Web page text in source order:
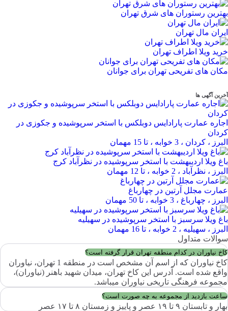
بهترین رستوران های شرق تهران
ایران مال تهران
خرید ویلا اطراف تهران
مکان های تفریحی تهران برای جوانان
آخرین آگهی ها
اجاره عمارت پارادایس دوبلکس با استخر سرپوشیده و جکوزی در
کردان
البرز ، کردان ، 3 خوابه ، تا 15 مهمان
باغ ویلا اردیبهشت با استخر سرپوشیده در نظرآباد کرج
البرز ، نظرآباد ، 2 خوابه ، تا 12 مهمان
عمارت مجلل آرتین در چهارباغ
البرز ، چهارباغ ، 3 خوابه ، تا 50 مهمان
باغ ویلا سرسبز با استخر سرپوشیده در سهیلیه
البرز ، سهیلیه ، 2 خوابه ، تا 16 مهمان
سوالات متداول
کاخ نیاوران در کدام منطقه تهران قرار گرفته است؟
کاخ نیاوران که از اسم آن مشخص است در منطقه 1 تهران، نیاوران
واقع شده است. آدرس این کاخ تهران، میدان شهید باهنر (نیاوران)،
مجموعه فرهنگی تاریخی نیاوران میباشد.
ساعت بازدید از مجموعه به چه صورت است؟
بهار و تابستان ۹ تا ۱۹ عصر و پاییز و زمستان ۸ تا ۱۷ عصر